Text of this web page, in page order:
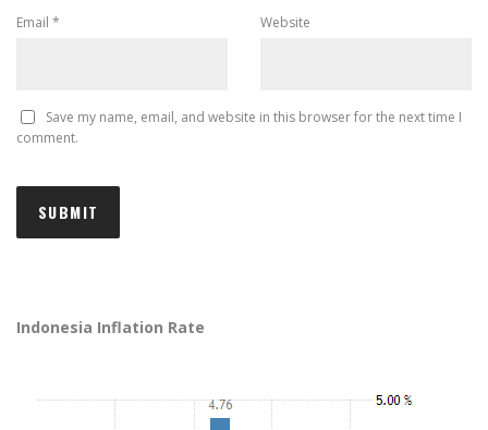
Email * Website
Save my name, email, and website in this browser for the next time I
comment.
Indonesia Inflation Rate